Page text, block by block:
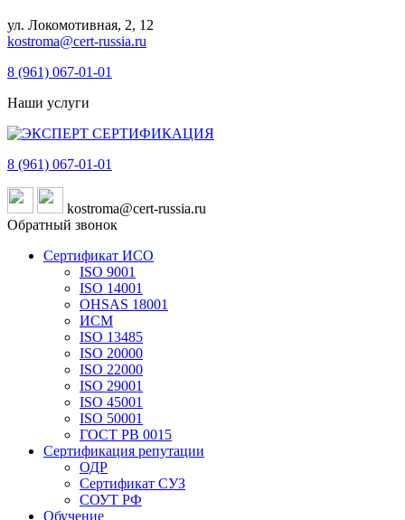
ул. Локомотивная, 2, 12
kostroma@cert-russia.ru
8 (961) 067-01-01
Наши услуги
8 (961) 067-01-01
kostroma@cert-russia.ru
Обратный звонок
Сертификат ИСО
ISO 9001
ISO 14001
OHSAS 18001
ИСМ
ISO 13485
ISO 20000
ISO 22000
ISO 29001
ISO 45001
ISO 50001
ГОСТ РВ 0015
Сертификация репутации
ОДР
Сертификат СУЗ
СОУТ РФ
Обучение